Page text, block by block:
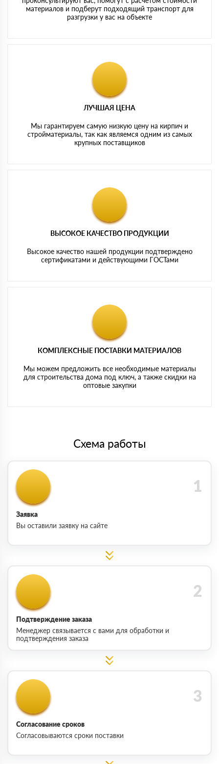
материалов и подберут подходящий транспорт для
разгрузки у вас на объекте
ЛУЧШАЯ ЦЕНА
Мы гарантируем самую низкую цену на кирпич и
стройматериалы, так как являемся одним из самых
крупных поставщиков
ВЫСОКОЕ КАЧЕСТВО ПРОДУКЦИИ
Высокое качество нашей продукции подтверждено
сертификатами и действующими ГОСТами
КОМПЛЕКСНЫЕ ПОСТАВКИ МАТЕРИАЛОВ
Мы можем предложить все необходимые материалы
для строительства дома под ключ, а также скидки на
оптовые закупки
Схема работы
Заявка
Вы оставили заявку на сайте
Подтверждение заказа
Менеджер связывается с вами для обработки и
подтверждения заказа
Согласование сроков
Согласовываются сроки поставки